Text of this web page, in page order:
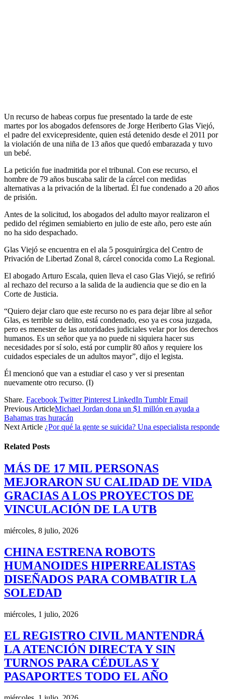
Un recurso de habeas corpus fue presentado la tarde de este
martes por los abogados defensores de Jorge Heriberto Glas Viejó,
el padre del exvicepresidente, quien está detenido desde el 2011 por
la violación de una niña de 13 años que quedó embarazada y tuvo
un bebé.
La petición fue inadmitida por el tribunal. Con ese recurso, el
hombre de 79 años buscaba salir de la cárcel con medidas
alternativas a la privación de la libertad. Él fue condenado a 20 años
de prisión.
Antes de la solicitud, los abogados del adulto mayor realizaron el
pedido del régimen semiabierto en julio de este año, pero este aún
no ha sido despachado.
Glas Viejó se encuentra en el ala 5 posquirúrgica del Centro de
Privación de Libertad Zonal 8, cárcel conocida como La Regional.
El abogado Arturo Escala, quien lleva el caso Glas Viejó, se refirió
al rechazo del recurso a la salida de la audiencia que se dio en la
Corte de Justicia.
“Quiero dejar claro que este recurso no es para dejar libre al señor
Glas, es terrible su delito, está condenado, eso ya es cosa juzgada,
pero es menester de las autoridades judiciales velar por los derechos
humanos. Es un señor que ya no puede ni siquiera hacer sus
necesidades por sí solo, está por cumplir 80 años y requiere los
cuidados especiales de un adultos mayor”, dijo el legista.
Él mencionó que van a estudiar el caso y ver si presentan
nuevamente otro recurso. (I)
Share. Facebook Twitter Pinterest LinkedIn Tumblr Email
Previous ArticleMichael Jordan dona un $1 millón en ayuda a
Bahamas tras huracán
Next Article ¿Por qué la gente se suicida? Una especialista responde
Related Posts
MÁS DE 17 MIL PERSONAS
MEJORARON SU CALIDAD DE VIDA
GRACIAS A LOS PROYECTOS DE
VINCULACIÓN DE LA UTB
miércoles, 8 julio, 2026
CHINA ESTRENA ROBOTS
HUMANOIDES HIPERREALISTAS
DISEÑADOS PARA COMBATIR LA
SOLEDAD
miércoles, 1 julio, 2026
EL REGISTRO CIVIL MANTENDRÁ
LA ATENCIÓN DIRECTA Y SIN
TURNOS PARA CÉDULAS Y
PASAPORTES TODO EL AÑO